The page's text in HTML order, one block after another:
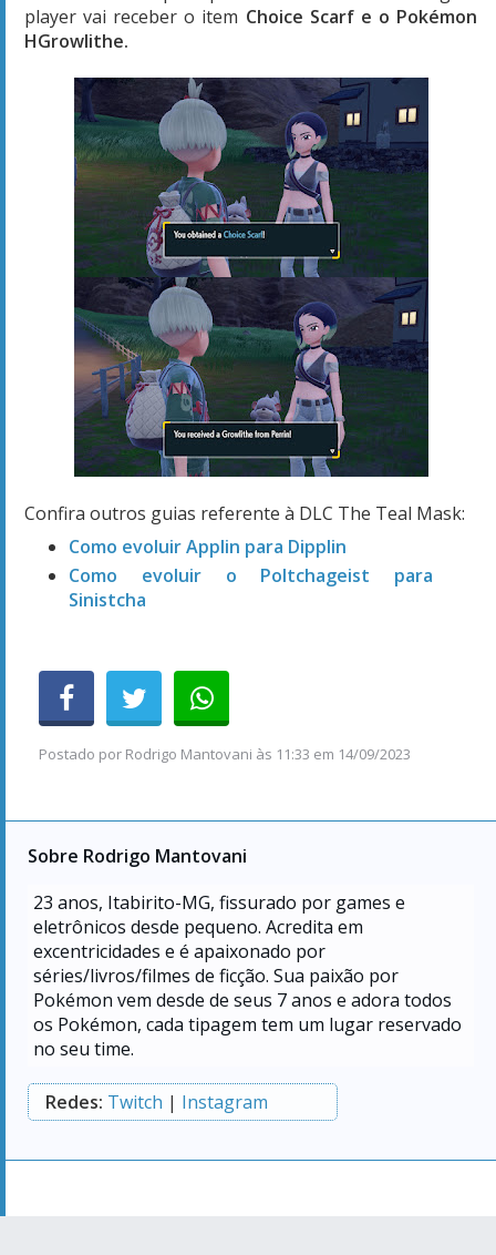
player vai receber o item Choice Scarf e o Pokémon
HGrowlithe.
Confira outros guias referente à DLC The Teal Mask:
Como evoluir Applin para Dipplin
Como evoluir o Poltchageist para
Sinistcha
Postado por Rodrigo Mantovani às 11:33 em 14/09/2023
Sobre Rodrigo Mantovani
23 anos, Itabirito-MG, fissurado por games e
eletrônicos desde pequeno. Acredita em
excentricidades e é apaixonado por
séries/livros/filmes de ficção. Sua paixão por
Pokémon vem desde de seus 7 anos e adora todos
os Pokémon, cada tipagem tem um lugar reservado
no seu time.
Redes: Twitch | Instagram